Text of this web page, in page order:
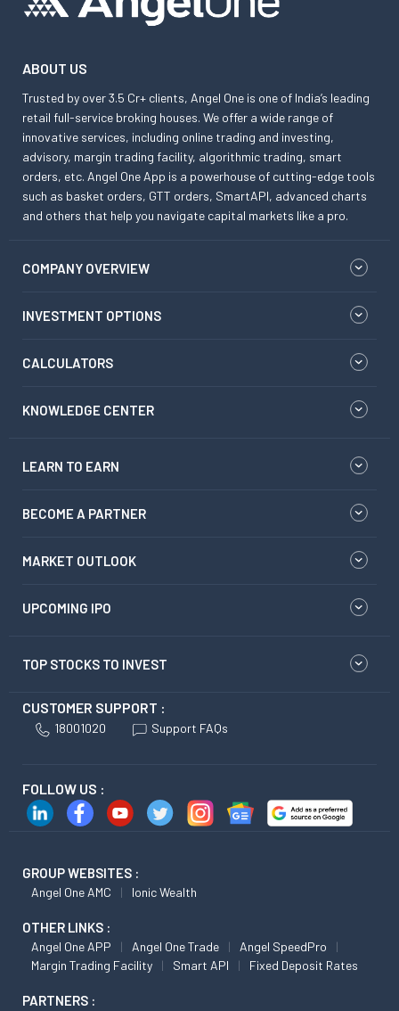
ABOUT US
Trusted by over 3.5 Cr+ clients, Angel One is one of India’s leading
retail full-service broking houses. We offer a wide range of
innovative services, including online trading and investing,
advisory, margin trading facility, algorithmic trading, smart
orders, etc. Angel One App is a powerhouse of cutting-edge tools
such as basket orders, GTT orders, SmartAPI, advanced charts
and others that help you navigate capital markets like a pro.
COMPANY OVERVIEW
INVESTMENT OPTIONS
CALCULATORS
KNOWLEDGE CENTER
LEARN TO EARN
BECOME A PARTNER
MARKET OUTLOOK
UPCOMING IPO
TOP STOCKS TO INVEST
CUSTOMER SUPPORT :
18001020 Support FAQs
FOLLOW US :
GROUP WEBSITES :
Angel One AMC Ionic Wealth
OTHER LINKS :
Angel One APP Angel One Trade
Angel SpeedPro
Margin Trading Facility
Smart API Fixed Deposit Rates
PARTNERS :